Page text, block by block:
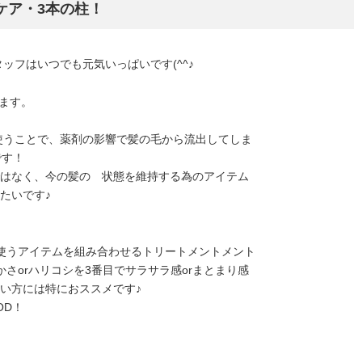
ア・3本の柱！
フはいつでも元気いっぱいです(^^♪
す。
ことで、薬剤の影響で髪の毛から流出してしま
！
なく、今の髪の 状態を維持する為のアイテム
いです♪
アイテムを組み合わせるトリートメントメント
orハリコシを3番目でサラサラ感orまとまり感
方には特におススメです♪
！